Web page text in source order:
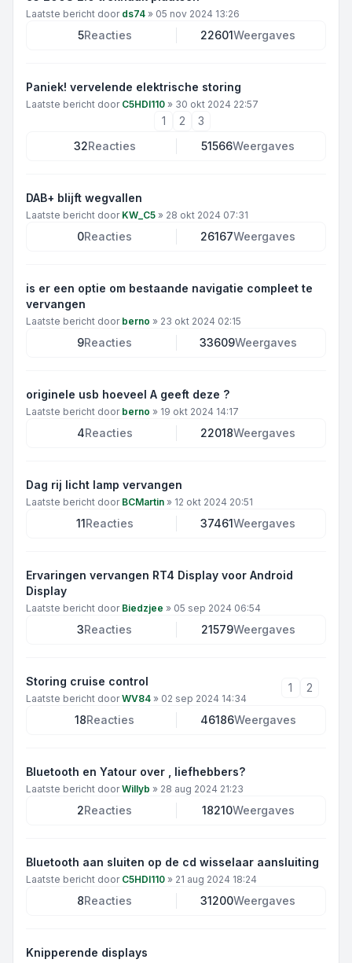
Laatste bericht door ds74 » 05 nov 2024 13:26
5Reacties 22601Weergaves
Paniek! vervelende elektrische storing
Laatste bericht door C5HDI110 » 30 okt 2024 22:57
1 2
3
32Reacties 51566Weergaves
DAB+ blijft wegvallen
Laatste bericht door KW_C5 » 28 okt 2024 07:31
0Reacties 26167Weergaves
is er een optie om bestaande navigatie compleet te
vervangen
Laatste bericht door berno » 23 okt 2024 02:15
9Reacties 33609Weergaves
originele usb hoeveel A geeft deze ?
Laatste bericht door berno » 19 okt 2024 14:17
4Reacties 22018Weergaves
Dag rij licht lamp vervangen
Laatste bericht door BCMartin » 12 okt 2024 20:51
11Reacties 37461Weergaves
Ervaringen vervangen RT4 Display voor Android
Display
Laatste bericht door Biedzjee » 05 sep 2024 06:54
3Reacties 21579Weergaves
Storing cruise control
Laatste bericht doorWV84 » 02 sep 2024 14:34
1 2
18Reacties 46186Weergaves
Bluetooth en Yatour over , liefhebbers?
Laatste bericht doorWillyb » 28 aug 2024 21:23
2Reacties 18210Weergaves
Bluetooth aan sluiten op de cd wisselaar aansluiting
Laatste bericht door C5HDI110 » 21 aug 2024 18:24
8Reacties 31200Weergaves
Knipperende displays